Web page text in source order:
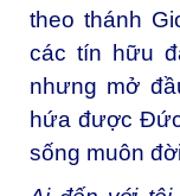
theo thánh
các tín hữu
nhưng mở
hứa được
sống muôn